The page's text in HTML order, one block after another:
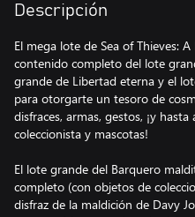
Descripción
El mega lote de Sea of Thieves:
contenido completo del lote
grande de Libertad eterna y el
para otorgarte un tesoro de
disfraces, armas, gestos, ¡y
coleccionista y mascotas!
El lote grande del Barquero
completo (con objetos de
disfraz de la maldición de Davy